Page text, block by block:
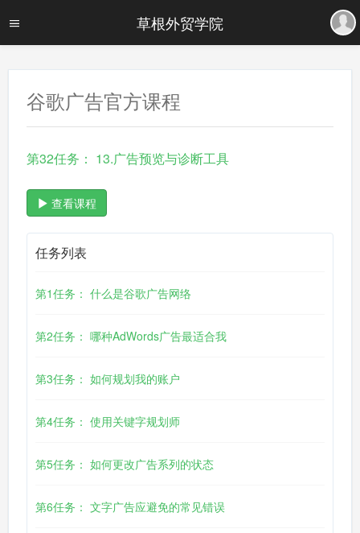
草根外贸学院
谷歌广告官方课程
第32任务： 13.广告预览与诊断工具
查看课程
任务列表
第1任务： 什么是谷歌广告网络
第2任务： 哪种AdWords广告最适合我
第3任务： 如何规划我的账户
第4任务： 使用关键字规划师
第5任务： 如何更改广告系列的状态
第6任务： 文字广告应避免的常见错误